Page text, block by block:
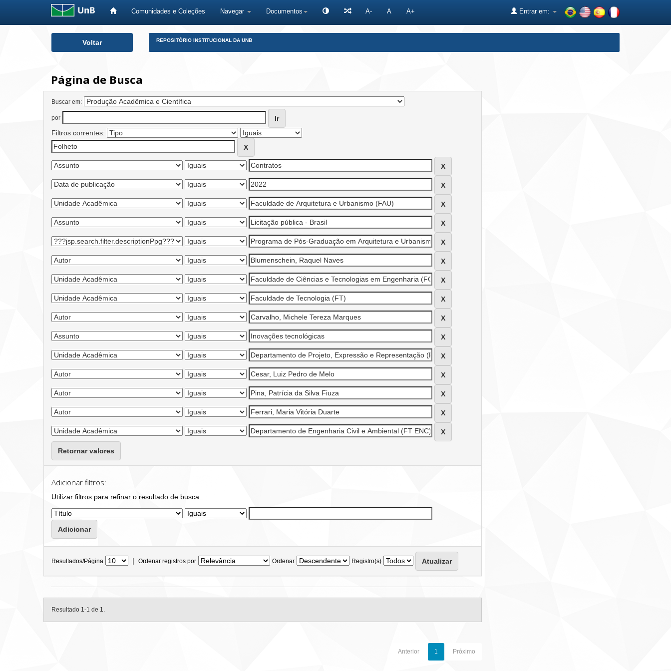
Comunidades e Coleções Navegar Documentos A- A A+ Entrar em:
Voltar REPOSITÓRIO INSTITUCIONAL DA UNB
Página de Busca
Buscar em:
por
Filtros correntes:
Retornar valores
Adicionar filtros:
Utilizar filtros para refinar o resultado de busca.
Resultados/Página | Ordenar registros por Ordenar Registro(s)
Resultado 1-1 de 1.
Anterior 1 Próximo